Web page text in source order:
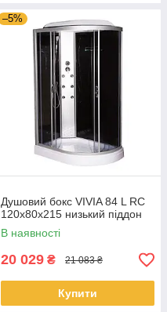
–5%
Душовий бокс VIVIA 84 L RC
120x80x215 низький піддон
В наявності
20 029 ₴ 21 083 ₴
Купити